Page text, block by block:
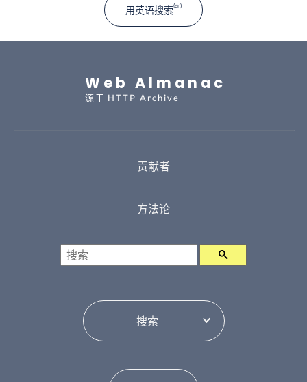
用英语搜索
Web Almanac
源于 HTTP Archive
贡献者
方法论
搜索
目录切换